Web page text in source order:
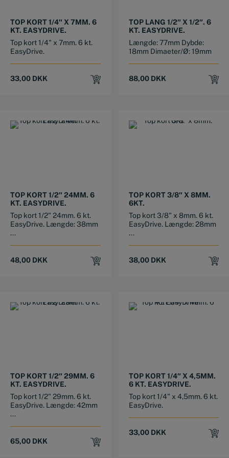
TOP KORT 1/4″ X 7MM. 6
KT. EASYDRIVE.
Top kort 1/4" x 7mm. 6 kt.
EasyDrive.
33,00 DKK
TOP LANG 1/2″ X 1/2″. 6
KT. EASYDRIVE.
Længde: 77mm Dybde:
18mm Dimaeter/Ø: 19mm
88,00 DKK
TOP KORT 1/2″ 24MM. 6
KT. EASYDRIVE.
Top kort 1/2" 24mm. 6 kt.
EasyDrive. Længde: 38mm
...
48,00 DKK
TOP KORT 3/8″ X 8MM.
6KT.
Top kort 3/8" x 8mm. 6 kt.
EasyDrive. Længde: 28mm
...
38,00 DKK
TOP KORT 1/2″ 29MM. 6
KT. EASYDRIVE.
Top kort 1/2" 29mm. 6 kt.
EasyDrive. Længde: 42mm
...
65,00 DKK
TOP KORT 1/4″ X 4,5MM.
6 KT. EASYDRIVE.
Top kort 1/4" x 4,5mm. 6 kt.
EasyDrive.
33,00 DKK